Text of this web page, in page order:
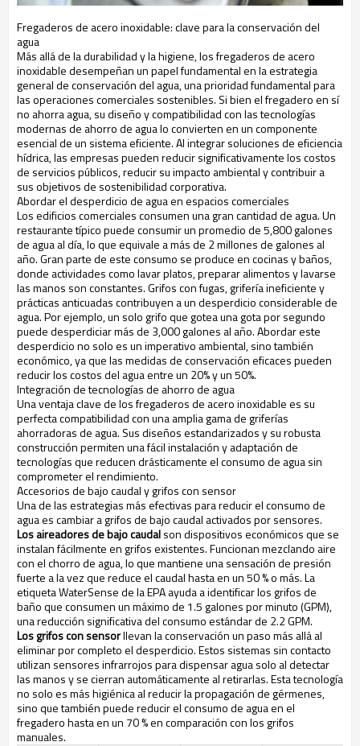
Fregaderos de acero inoxidable: clave para la conservación del
agua
Más allá de la durabilidad y la higiene, los fregaderos de acero
inoxidable desempeñan un papel fundamental en la estrategia
general de conservación del agua, una prioridad fundamental para
las operaciones comerciales sostenibles. Si bien el fregadero en sí
no ahorra agua, su diseño y compatibilidad con las tecnologías
modernas de ahorro de agua lo convierten en un componente
esencial de un sistema eficiente. Al integrar soluciones de eficiencia
hídrica, las empresas pueden reducir significativamente los costos
de servicios públicos, reducir su impacto ambiental y contribuir a
sus objetivos de sostenibilidad corporativa.
Abordar el desperdicio de agua en espacios comerciales
Los edificios comerciales consumen una gran cantidad de agua. Un
restaurante típico puede consumir un promedio de 5,800 galones
de agua al día, lo que equivale a más de 2 millones de galones al
año. Gran parte de este consumo se produce en cocinas y baños,
donde actividades como lavar platos, preparar alimentos y lavarse
las manos son constantes. Grifos con fugas, grifería ineficiente y
prácticas anticuadas contribuyen a un desperdicio considerable de
agua. Por ejemplo, un solo grifo que gotea una gota por segundo
puede desperdiciar más de 3,000 galones al año. Abordar este
desperdicio no solo es un imperativo ambiental, sino también
económico, ya que las medidas de conservación eficaces pueden
reducir los costos del agua entre un 20% y un 50%.
Integración de tecnologías de ahorro de agua
Una ventaja clave de los fregaderos de acero inoxidable es su
perfecta compatibilidad con una amplia gama de griferías
ahorradoras de agua. Sus diseños estandarizados y su robusta
construcción permiten una fácil instalación y adaptación de
tecnologías que reducen drásticamente el consumo de agua sin
comprometer el rendimiento.
Accesorios de bajo caudal y grifos con sensor
Una de las estrategias más efectivas para reducir el consumo de
agua es cambiar a grifos de bajo caudal activados por sensores.
Los aireadores de bajo caudalson dispositivos económicos que se
instalan fácilmente en grifos existentes. Funcionan mezclando aire
con el chorro de agua, lo que mantiene una sensación de presión
fuerte a la vez que reduce el caudal hasta en un 50 % o más. La
etiqueta WaterSense de la EPA ayuda a identificar los grifos de
baño que consumen un máximo de 1.5 galones por minuto (GPM),
una reducción significativa del consumo estándar de 2.2 GPM.
Los grifos con sensorllevan la conservación un paso más allá al
eliminar por completo el desperdicio. Estos sistemas sin contacto
utilizan sensores infrarrojos para dispensar agua solo al detectar
las manos y se cierran automáticamente al retirarlas. Esta tecnología
no solo es más higiénica al reducir la propagación de gérmenes,
sino que también puede reducir el consumo de agua en el
fregadero hasta en un 70 % en comparación con los grifos
manuales.